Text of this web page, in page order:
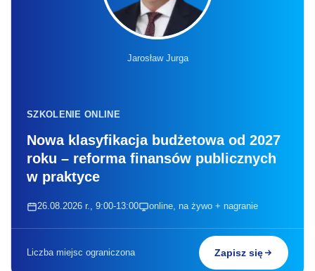
Jarosław Jurga
SZKOLENIE ONLINE
Nowa klasyfikacja budżetowa od 2027
roku – reforma finansów publicznych
w praktyce
26.08.2026 r., 9:00-13:00 online, na żywo + nagranie
Liczba miejsc ograniczona Zapisz się